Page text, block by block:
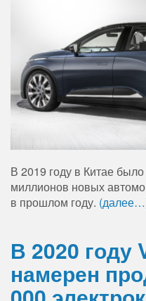
В 2019 году в Китае
миллионов новых
в прошлом году.
В 2020 году
намерен